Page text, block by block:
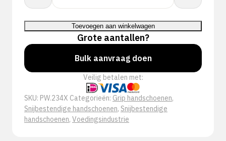
aantal
Toevoegen aan winkelwagen
Grote aantallen?
Bulk aanvraag doen
Veilig betalen met:
SKU: PW.234X Categorieën: Grip handschoenen,
Snijbestendige handschoenen, Snijbestendige
handschoenen, Voedingsindustrie